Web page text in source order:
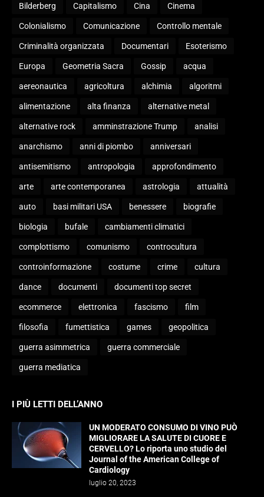
Bilderberg Capitalismo Cina Cinema
Colonialismo Comunicazione Controllo mentale
Criminalità organizzata Documentari Esoterismo
Europa Geometria Sacra Gossip acqua
aereonautica agricoltura alchimia algoritmi
alimentazione alta finanza alternative metal
alternative rock amminstrazione Trump analisi
anarchismo anni di piombo anniversari
antisemitismo antropologia approfondimento
arte arte contemporanea astrologia attualità
auto basi militari USA benessere biografie
biologia bufale cambiamenti climatici
complottismo comunismo controcultura
controinformazione costume crime cultura
dance documenti documenti top secret
ecommerce elettronica fascismo film
filosofia fumettistica games geopolitica
guerra asimmetrica guerra commerciale
guerra mediatica
I PIÙ LETTI DELL’ANNO
UN MODERATO CONSUMO DI VINO PUÒ
MIGLIORARE LA SALUTE DI CUORE E
CERVELLO? Lo riporta uno studio del
Journal of the American College of
Cardiology
luglio 20, 2023